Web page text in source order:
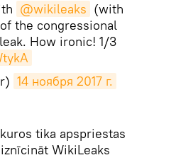
@wikileaks (with
the congressional
How ironic! 1/3
14 ноября 2017 г.
tika apspriestas
WikiLeaks